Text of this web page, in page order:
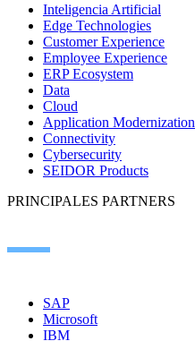
Inteligencia Artificial
Edge Technologies
Customer Experience
Employee Experience
ERP Ecosystem
Data
Cloud
Application Modernization
Connectivity
Cybersecurity
SEIDOR Products
PRINCIPALES PARTNERS
SAP
Microsoft
IBM